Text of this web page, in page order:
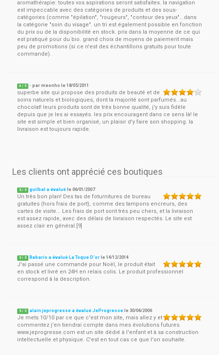
aromathérapie: toutes vos aspirations seront satisfaites. la navigation
est impeccable avec des catégories de produits et des sous-
catégories (comme "épilation", "rougeurs", "contour des yeux"...dans
la catégorie "soin du visage". un tri est également possible en fonction
du prix ou de la disponibilité en stock. prix dans la moyenne de ce qui
est pratiqué pour du bio. grand choix de moyens de paiement mais
peu de promotions (si ce n'est des échantillons gratuits pour toute
commande).
4 / 5 - parmeonho le18/05/2011
superbe site qui propose des produits de beauté et de
soins naturels et biologiques, dont la majorité sont parfumés...au
chocolat! leurs produits sont de très bonne qualité, j'y suis fidèle
depuis que je les ai essayés. les prix encouragent dans ce sens là! le
site est simple et bien organisé, un plaisir d'y faire son shopping. la
livraison est toujours rapide.
Les clients ont apprécié ces boutiques
5 / 5 guilbal a évalué le06/01/2007
Un très bon plan! Des tas de foturnitures de bureau
gratuites (hors frais de port), comme des tampons encreurs, des
cartes de visite... Les frais de port sont très peu chers, et la livraison
est assez rapide, avec des délais de livraison respectés. Le site est
assez clair en général.[9]
5 / 5 Babario a évalué La Toque D'or le14/12/2014
J'ai passé une commande pour Noël, le produit était
en stock et livré en 24H en relais colis. Le produit professionnel
correspond à la description.
5 / 5 alain jeprogresse a évalué JeProgresse le30/06/2006
Je mets 10/10 par ce que c'est mon site, mais allez y et
commentez j'en tiendrai compte dans mes évolutions futures.
www.jeprogresse.com est un site dédié à l'enfant et à sa construction
intellectuelle et physique. C'est en tout cas ce que l'on souhaite.